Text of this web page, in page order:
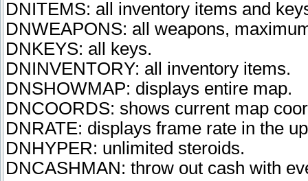
DNITEMS: all inventory items and
DNWEAPONS: all weapons,
DNKEYS: all keys.
DNINVENTORY: all inventory items.
DNSHOWMAP: displays entire map.
DNCOORDS: shows current map
DNRATE: displays frame rate in the
DNHYPER: unlimited steroids.
DNCASHMAN: throw out cash with